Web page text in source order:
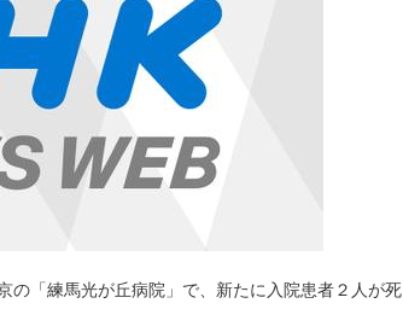
の「練馬光が丘病院」で、新たに入院患者２人が死